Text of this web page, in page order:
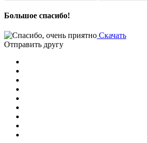
Большое спасибо!
Скачать
Отправить другу